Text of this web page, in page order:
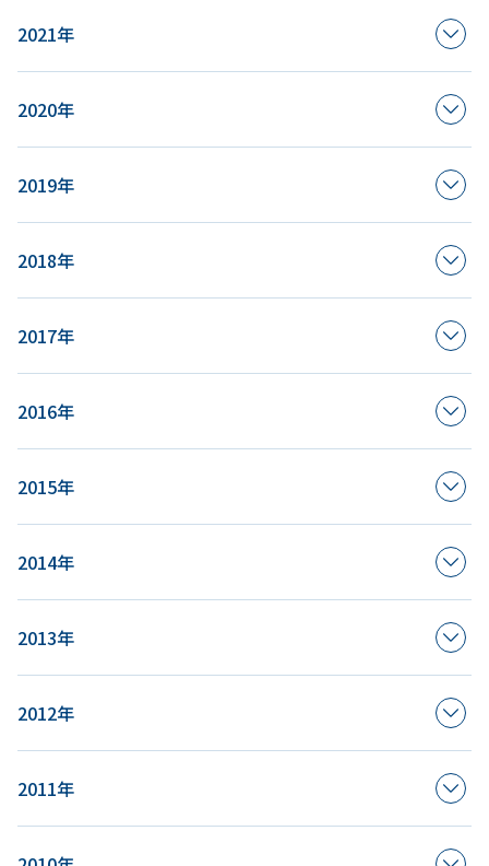
2021年
2020年
2019年
2018年
2017年
2016年
2015年
2014年
2013年
2012年
2011年